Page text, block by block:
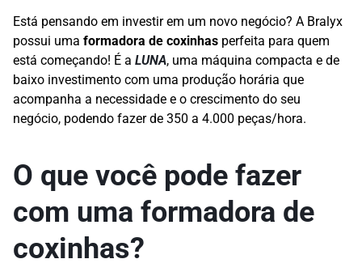
Está pensando em investir em um novo negócio? A Bralyx
possui uma formadora de coxinhas perfeita para quem
está começando! É a LUNA, uma máquina compacta e de
baixo investimento com uma produção horária que
acompanha a necessidade e o crescimento do seu
negócio, podendo fazer de 350 a 4.000 peças/hora.
O que você pode fazer
com uma formadora de
coxinhas?